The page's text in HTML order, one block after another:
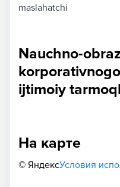
maslahatchi
Nauchno-
ijtimoiy
На карте
© ЯндексУсловия